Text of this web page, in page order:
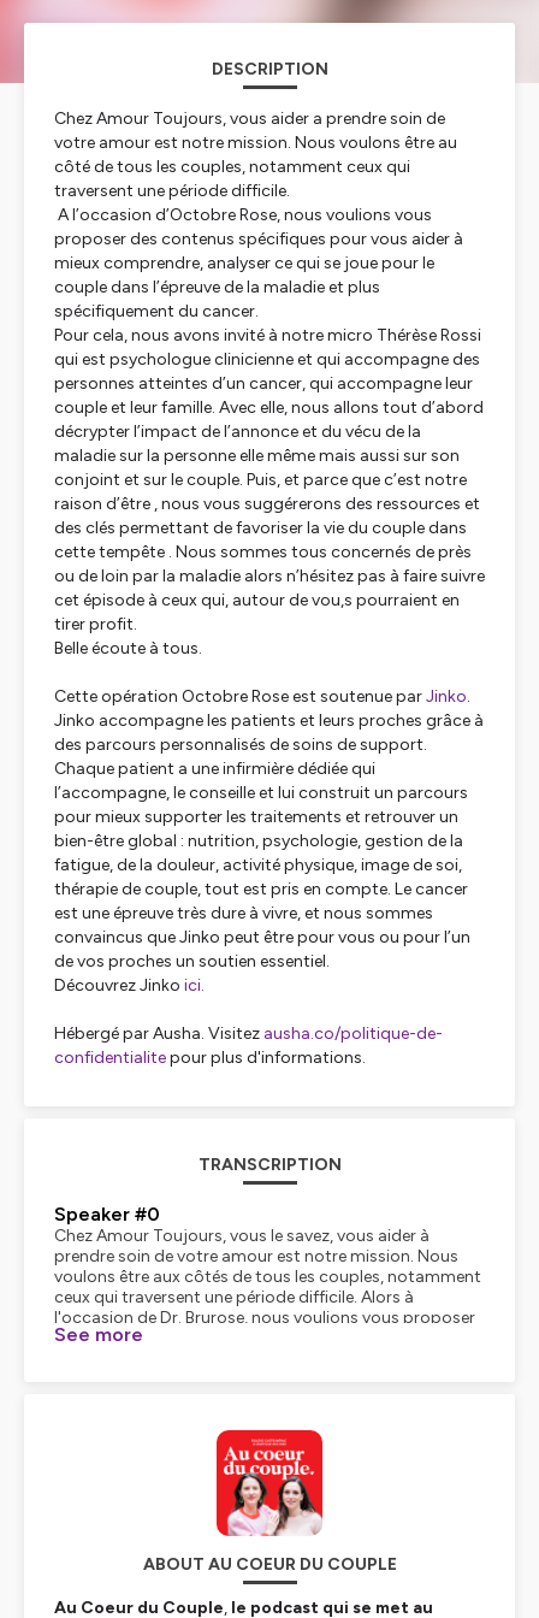
DESCRIPTION
Chez Amour Toujours, vous aider a prendre soin de
votre amour est notre mission. Nous voulons être au
côté de tous les couples, notamment ceux qui
traversent une période difficile.
A l’occasion d’Octobre Rose, nous voulions vous
proposer des contenus spécifiques pour vous aider à
mieux comprendre, analyser ce qui se joue pour le
couple dans l’épreuve de la maladie et plus
spécifiquement du cancer.
Pour cela, nous avons invité à notre micro Thérèse Rossi
qui est psychologue clinicienne et qui accompagne des
personnes atteintes d’un cancer, qui accompagne leur
couple et leur famille. Avec elle, nous allons tout d’abord
décrypter l’impact de l’annonce et du vécu de la
maladie sur la personne elle même mais aussi sur son
conjoint et sur le couple. Puis, et parce que c’est notre
raison d’être , nous vous suggérerons des ressources et
des clés permettant de favoriser la vie du couple dans
cette tempête . Nous sommes tous concernés de près
ou de loin par la maladie alors n’hésitez pas à faire suivre
cet épisode à ceux qui, autour de vou,s pourraient en
tirer profit.
Belle écoute à tous.
Cette opération Octobre Rose est soutenue parJinko.
Jinko accompagne les patients et leurs proches grâce à
des parcours personnalisés de soins de support.
Chaque patient a une infirmière dédiée qui
l’accompagne, le conseille et lui construit un parcours
pour mieux supporter les traitements et retrouver un
bien-être global : nutrition, psychologie, gestion de la
fatigue, de la douleur, activité physique, image de soi,
thérapie de couple, tout est pris en compte. Le cancer
est une épreuve très dure à vivre, et nous sommes
convaincus que Jinko peut être pour vous ou pour l’un
de vos proches un soutien essentiel.
Découvrez Jinko ici.
Hébergé par Ausha. Visitez ausha.co/politique-de-
confidentialitepour plus d'informations.
TRANSCRIPTION
Speaker #0
Chez Amour Toujours, vous le savez, vous aider à
prendre soin de votre amour est notre mission. Nous
voulons être aux côtés de tous les couples, notamment
ceux qui traversent une période difficile. Alors à
l'occasion de Dr. Brurose, nous voulions vous proposer
des contenus spécifiques pour vous aider, nous aider,
à notre micro Thérèse Rossy qui est psychologue
clinicienne et qui accompagne des personnes atteintes
d'un cancer qui accompagne leur couple et leur famille.
Avec elle, nous allons tout d'abord décrypter l'impact
de l'annonce et du vécu de la maladie sur la personne
elle-même mais aussi sur son conjoint et sur le couple.
Puis, et parce que c'est notre raison d'être nous vous
suggérons des ressources et des clés permettant de
favoriser la vie du couple dans cette tempête. Nous
See more
ABOUT AU COEUR DU COUPLE
Au Coeur du Couple, le podcast qui se met au